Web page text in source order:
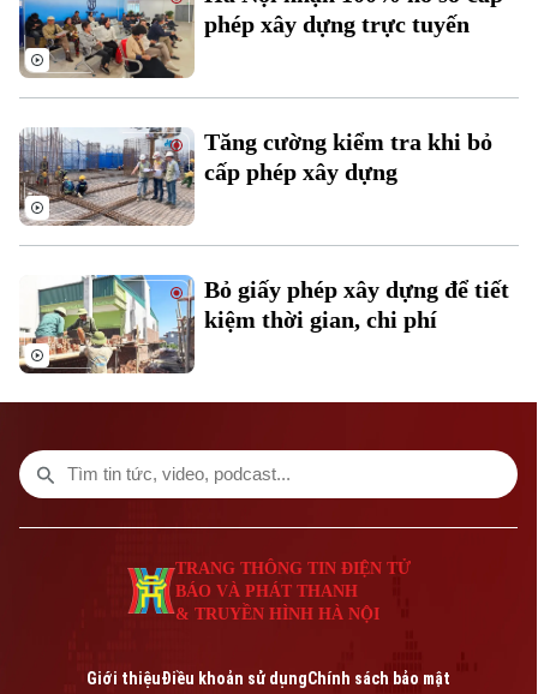
Bản quyền thuộc về Cơ quan Báo và Phát thanh Truyền hình Hà Nội Giấy
TRANG THÔNG TIN ĐIỆN TỬ
CỦA CƠ QUAN BÁO VÀ PHÁT THANH TRUYỀN HÌNH HÀ NỘI
Phó Giám đốc: Nguyễn Kim Khiêm, Nguyễn Minh Đức, Nguyễn Thành Lợi
phép xây dựng trực tuyến
Tăng cường kiểm tra khi bỏ
cấp phép xây dựng
Bỏ giấy phép xây dựng để tiết
kiệm thời gian, chi phí
TRANG THÔNG TIN ĐIỆN TỬ
BÁO VÀ PHÁT THANH
& TRUYỀN HÌNH HÀ NỘI
Giới thiệuĐiều khoản sử dụngChính sách bảo mật